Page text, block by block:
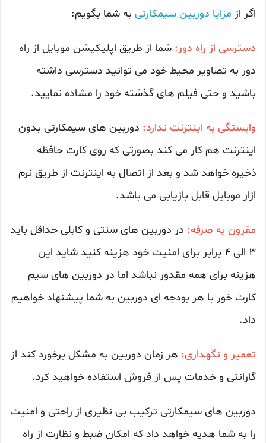
اگر از مزایا دوربین سیمکارتی به شما بگویم:
دسترسی از راه دور: شما از طریق اپلیکیشن موبایل از راه
دور به تصاویر محیط خود می توانید دسترسی داشته
باشید و حتی فیلم های گذشته خود را مشاده نمایید.
وابستگی به اینترنت ندارد: دوربین های سیمکارتی بدون
اینترنت هم کار می کند بصورتی که روی کارت حافظه
ذخیره خواهد شد و بعد از اتصال به اینترنت از طریق نرم
ازار موبایل قابل بازیابی می باشد.
مقرون به صرفه: در دوربین های سنتی و کابلی حداقل باید
3 الی 4 برابر برای امنیت خود هزینه کنید شاید این
هزینه برای همه مقدور نباشد اما در دوربین های سیم
کارت خور با هر بودجه ای دوربین به شما پیشنهاد خواهیم
داد.
تعمیر و نگهداری: هر زمان دوربین به مشکل برخورد کند از
گارانتی و خدمات پس از فروش استفاده خواهید کرد.
دوربین های سیمکارتی ترکیب بی نظیری از راحتی و امنیت
را به شما هدیه خواهد داد که امکان ضبط و نظارت از راه